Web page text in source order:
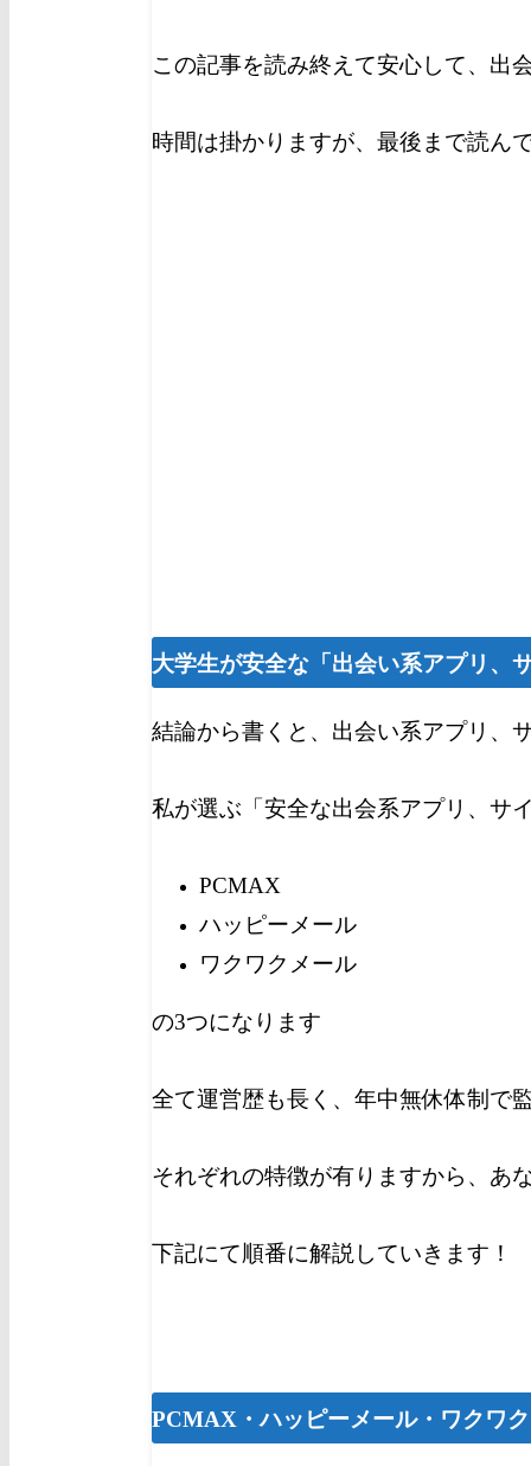
この記事を読み終えて安心して、出
時間は掛かりますが、最後まで読ん
大学生が安全な「出会い系アプリ、
結論から書くと、出会い系アプリ、
私が選ぶ「安全な出会系アプリ、サ
PCMAX
ハッピーメール
ワクワクメール
の3つになります
全て運営歴も長く、年中無休体制で
それぞれの特徴が有りますから、あ
下記にて順番に解説していきます！
PCMAX・ハッピーメール・ワクワ